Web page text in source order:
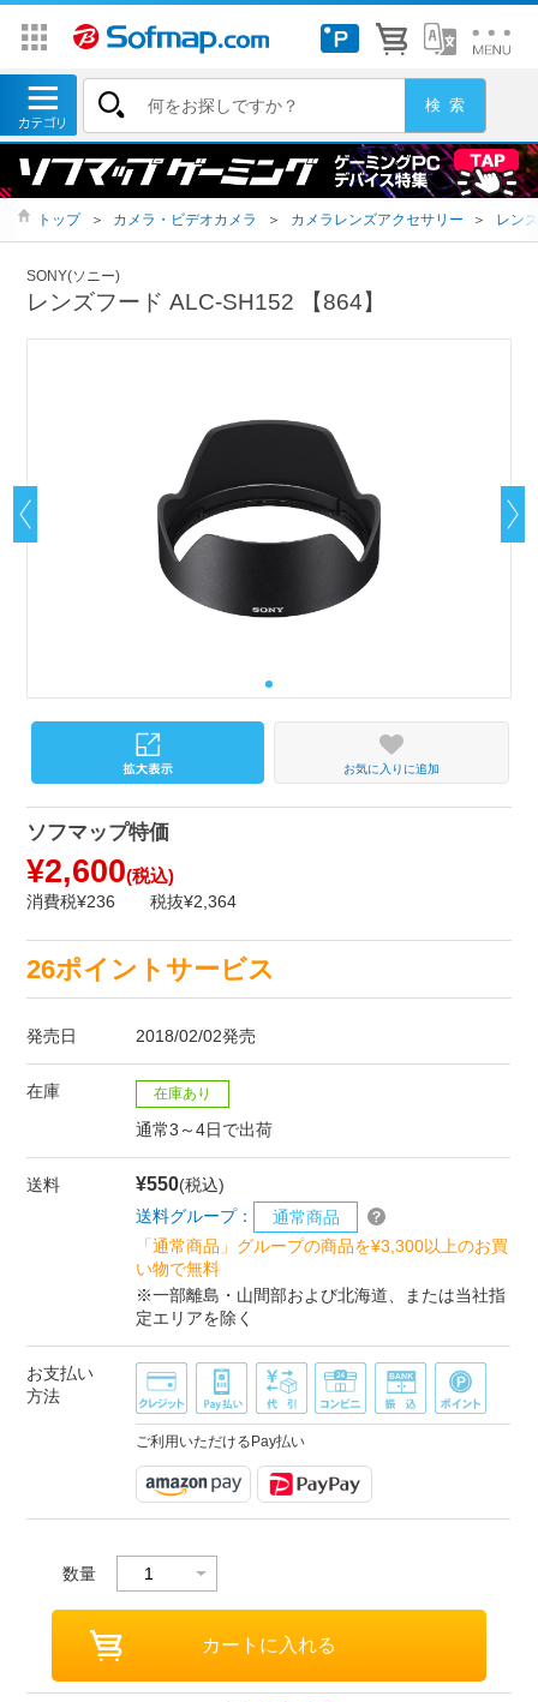
トップ ＞ カメラ・ビデオカメラ ＞ カメラレンズアクセサリー ＞ レン
SONY(ソニー)
レンズフード ALC-SH152 【864】
お気に入りに追加
ソフマップ特価
¥2,600(税込)
消費税¥236 税抜¥2,364
26ポイントサービス
発売日 2018/02/02発売
在庫 在庫あり
通常3～4日で出荷
送料 ¥550(税込)
送料グループ：
通常商品
「通常商品」グループの商品を¥3,300以上のお買
い物で無料
※一部離島・山間部および北海道、または当社指
定エリアを除く
お支払い
方法
ご利用いただけるPay払い
数量